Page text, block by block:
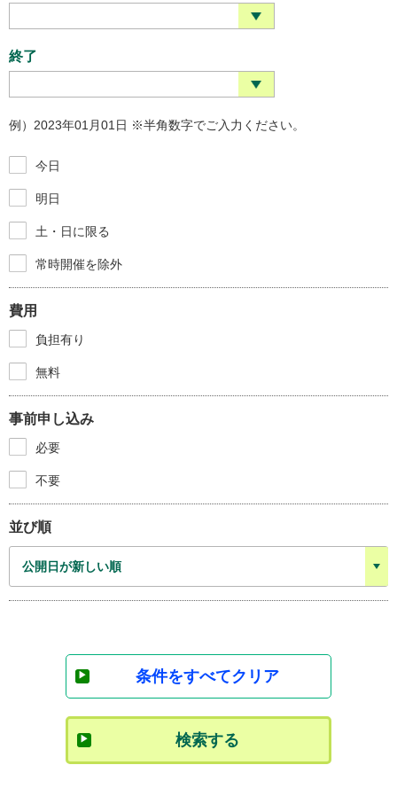
終了
例）2023年01月01日 ※半角数字でご入力ください。
今日
明日
土・日に限る
常時開催を除外
費用
負担有り
無料
事前申し込み
必要
不要
並び順
条件をすべてクリア
検索する